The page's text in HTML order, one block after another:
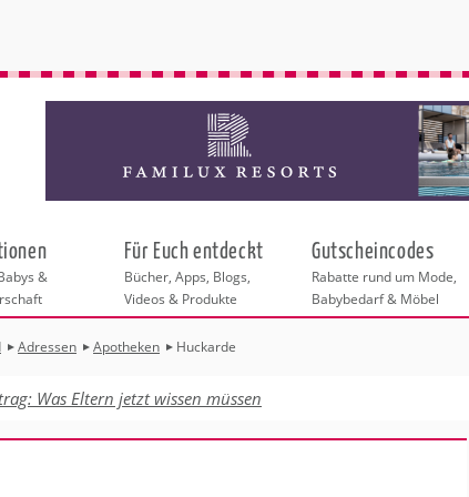
Hebammen
Geburtshäuser
Frauenärzte
Checklisten
Beratungsstellen
Kinderwunschzentren Essen
Schwangerschaftskurse
Erste Hilfe & Beratung
Rückbildung
Shopping
Wellness & Gesundheit
Fotografie & Dienstleistungen
&
Für Euch entdeckt
Bücher, Apps, Blogs,
Videos & Produkte
Gutscheincodes
Rabatte rund um Mode,
Babybedarf & Möbel
Adressen Apotheken Huckarde
Was Eltern jetzt wissen müssen